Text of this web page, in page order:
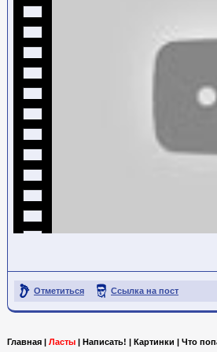
Отметиться Ссылка на пост
Главная | Ласты | Написать! | Картинки | Что